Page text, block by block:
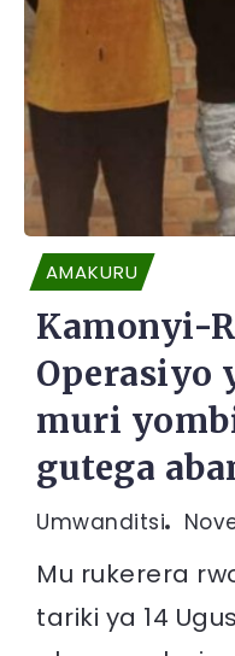
AMAKURU
Kamonyi-
Operasiyo
muri
gutega
Umwanditsi
Mu rukerera
tariki ya 14